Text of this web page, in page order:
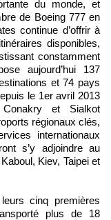
du monde, et
de Boeing 777 en
continue d’offrir à
disponibles,
constamment
aujourd’hui 137
et 74 pays
le 1er avril 2013
et Sialkot
régionaux clés,
internationaux
s’y adjoindre au
Kiev, Taipei et
cinq premières
plus de 18